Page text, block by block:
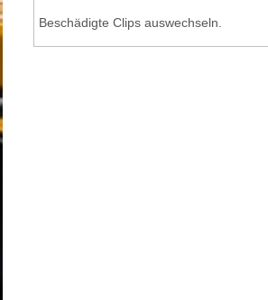
Beschädigte Clips auswechseln.